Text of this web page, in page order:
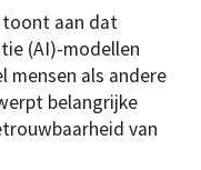
toont aan dat
(AI)-modellen
mensen als andere
belangrijke
van